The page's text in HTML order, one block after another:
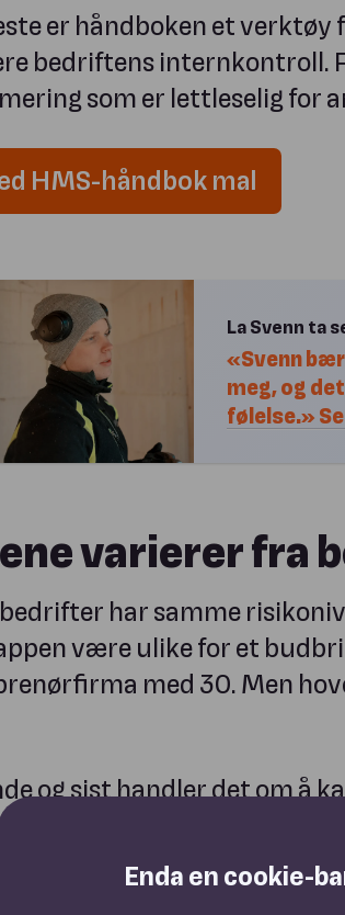
er håndboken et verktøy
bedriftens internkontroll.
som er lettleselig for
HMS-håndbok mal
La Svenn ta
«Svenn
meg, og
følelse.»
varierer fra
har samme
være ulike for et
med 30. Men
og sist handler det om å
lage rutiner for å
og vise hvordan man
hendelser.
Enda en cookie-